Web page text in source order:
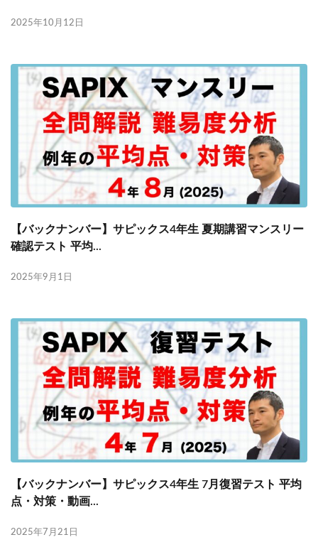
2025年10月12日
【バックナンバー】サピックス4年生 夏期講習マンスリー
確認テスト 平均...
2025年9月1日
【バックナンバー】サピックス4年生 7月復習テスト 平均
点・対策・動画...
2025年7月21日